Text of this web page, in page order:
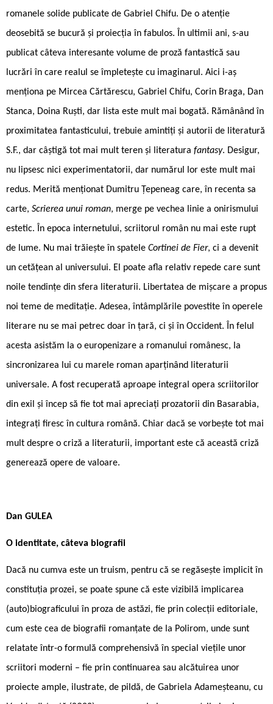
romanele solide publicate de Gabriel Chifu. De o atenție
deosebită se bucură și proiecția în fabulos. În ultimii ani, s-au
publicat câteva interesante volume de proză fantastică sau
lucrări în care realul se împletește cu imaginarul. Aici i-aș
menționa pe Mircea Cărtărescu, Gabriel Chifu, Corin Braga, Dan
Stanca, Doina Ruști, dar lista este mult mai bogată. Rămânând în
proximitatea fantasticului, trebuie amintiți și autorii de literatură
S.F., dar câștigă tot mai mult teren și literatura fantasy. Desigur,
nu lipsesc nici experimentatorii, dar numărul lor este mult mai
redus. Merită menționat Dumitru Țepeneag care, în recenta sa
carte, Scrierea unui roman, merge pe vechea linie a onirismului
estetic. În epoca internetului, scriitorul român nu mai este rupt
de lume. Nu mai trăiește în spatele Cortinei de Fier, ci a devenit
un cetățean al universului. El poate afla relativ repede care sunt
noile tendințe din sfera literaturii. Libertatea de mișcare a propus
noi teme de meditație. Adesea, întâmplările povestite în operele
literare nu se mai petrec doar în țară, ci și în Occident. În felul
acesta asistăm la o europenizare a romanului românesc, la
sincronizarea lui cu marele roman aparținând literaturii
universale. A fost recuperată aproape integral opera scriitorilor
din exil și încep să fie tot mai apreciați prozatorii din Basarabia,
integrați firesc în cultura română. Chiar dacă se vorbește tot mai
mult despre o criză a literaturii, important este că această criză
generează opere de valoare.
Dan GULEA
O identitate, câteva biografii
Dacă nu cumva este un truism, pentru că se regăsește implicit în
constituția prozei, se poate spune că este vizibilă implicarea
(auto)biograficului în proza de astăzi, fie prin colecții editoriale,
cum este cea de biografii romanțate de la Polirom, unde sunt
relatate într-o formulă comprehensivă în special viețile unor
scriitori moderni – fie prin continuarea sau alcătuirea unor
proiecte ample, ilustrate, de pildă, de Gabriela Adameșteanu, cu